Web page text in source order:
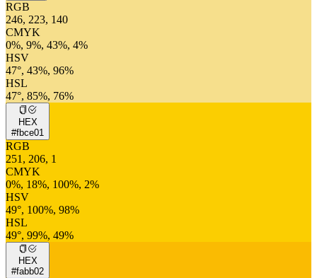
RGB
246, 223, 140
CMYK
0%, 9%, 43%, 4%
HSV
47°, 43%, 96%
HSL
47°, 85%, 76%
HEX
#fbce01
RGB
251, 206, 1
CMYK
0%, 18%, 100%, 2%
HSV
49°, 100%, 98%
HSL
49°, 99%, 49%
HEX
#fabb02